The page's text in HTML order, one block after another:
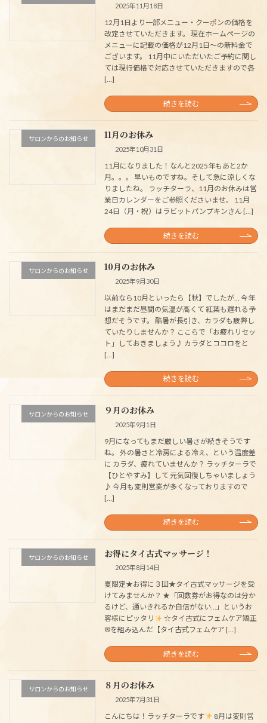
2025年11月18日
12月1日より一部メニュー・クーポンの価格を
改定させていただきます。 現在ホームページの
メニューに記載の価格が12月1日～の新料金で
ございます。 11月中にいただいたご予約に関し
ては現行価格で対応させていただきますので各
[…]
続きを読む
サロンからのお知らせ 11月のお休み
2025年10月31日
11月になりました！なんと2025年もあと2か
月。。。 早いものですね。そして急に涼しくな
りましたね。 ラッチターラ、11月のお休みは営
業日カレンダーをご参照くださいませ。 11月
24日（月・祝）はラビットパンプキンさん […]
続きを読む
サロンからのお知らせ 10月のお休み
2025年9月30日
以前なら10月といったら【秋】でしたが… 今年
はまだまだ昼間の気温が高くて 紅葉も遅れる予
想だそうです。 酷暑が長引き、カラダも疲弊し
ていたりしませんか？ ここらで「お疲れリセッ
ト」しておきましょう♪ カラダとココロをと
[…]
続きを読む
サロンからのお知らせ ９月のお休み
2025年9月1日
9月になってもまだ厳しい暑さが続きそうです
ね。 外の暑さと冷房による冷え、という温度差
に カラダ、疲れていませんか？ ラッチターラで
【ひとやすみ】して 元気回復しちゃいましょう
♪ 今月も変則営業が多くなっておりますので
[…]
続きを読む
サロンからのお知らせ お得にタイ古式マッサージ！
2025年8月14日
夏限定★お得に３回★タイ古式マッサージを受
けてみませんか？ ★「回数券がお得なのは分か
るけど、通いきれるか自信がない…」というお
客様にピッタリ
☆タイ古式にフェムケア矯正
®を組み込んだ【タイ古式フェムケア […]
続きを読む
サロンからのお知らせ ８月のお休み
2025年7月31日
こんにちは！ラッチターラです
8月は変則営